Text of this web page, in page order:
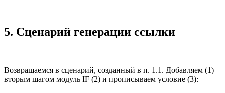
5. Сценарий генерации ссылки
Возвращаемся в сценарий, созданный в п. 1.1. Добавляем (1)
вторым шагом модуль IF (2) и прописываем условие (3):